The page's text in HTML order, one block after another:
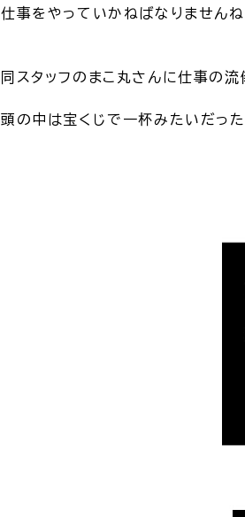
仕事をやっていかねばなりませんね
同スタッフのまこ丸さんに仕事の
頭の中は宝くじで一杯みたいだっ